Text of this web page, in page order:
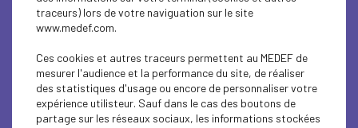
indiquée clairement sur le lien ou à proximité de
celui-ci.
que le lien n’est pas utilisé à des fins commerciales
ou publicitaires.
Cette autorisation ne s’applique pas aux sites internet
diffusant des informations à caractère violent,
traceurs) lors de votre naviguation sur le site
www.medef.com.
Ces cookies et autres traceurs permettent au MEDEF de
mesurer l'audience et la performance du site, de réaliser
des statistiques d'usage ou encore de personnaliser votre
expérience utilisteur. Sauf dans le cas des boutons de
partage sur les réseaux sociaux, les informations stockées